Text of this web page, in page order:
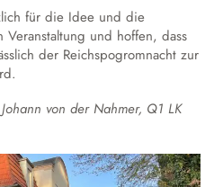
für die Idee und die
und hoffen, dass
der Reichspogromnacht zur
von der Nahmer, Q1 LK